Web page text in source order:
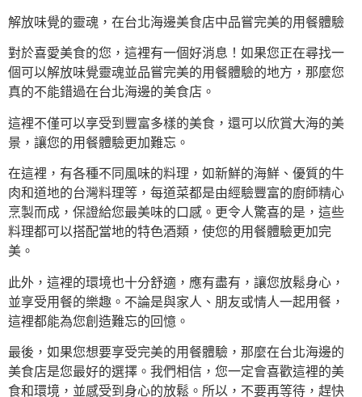
解放味覺的靈魂，在台北海邊美食店中品嘗完美的用餐體驗
對於喜愛美食的您，這裡有一個好消息！如果您正在尋找一
個可以解放味覺靈魂並品嘗完美的用餐體驗的地方，那麼您
真的不能錯過在台北海邊的美食店。
這裡不僅可以享受到豐富多樣的美食，還可以欣賞大海的美
景，讓您的用餐體驗更加難忘。
在這裡，有各種不同風味的料理，如新鮮的海鮮、優質的牛
肉和道地的台灣料理等，每道菜都是由經驗豐富的廚師精心
烹製而成，保證給您最美味的口感。更令人驚喜的是，這些
料理都可以搭配當地的特色酒類，使您的用餐體驗更加完
美。
此外，這裡的環境也十分舒適，應有盡有，讓您放鬆身心，
並享受用餐的樂趣。不論是與家人、朋友或情人一起用餐，
這裡都能為您創造難忘的回憶。
最後，如果您想要享受完美的用餐體驗，那麼在台北海邊的
美食店是您最好的選擇。我們相信，您一定會喜歡這裡的美
食和環境，並感受到身心的放鬆。所以，不要再等待，趕快